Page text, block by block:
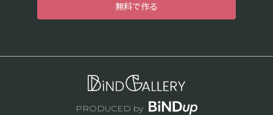
無料で作る
PRODUCED by